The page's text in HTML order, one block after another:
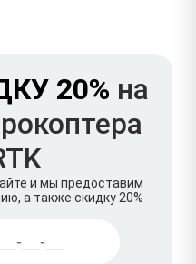
20% на
и мы предоставим
а также скидку 20%